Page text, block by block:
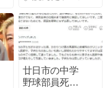
廿日市の中学
野球部員死亡